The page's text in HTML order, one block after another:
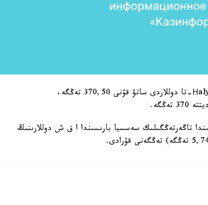
رەسمي سايتتارىنداعى مالىمەتكە سايكەس، Нalykbank-تا دوللاردى ساتۋ قۇنى 370,50 تەڭگە،
تاڭەرتەڭگىلىك سەسسيا بارىسىندا ا ق ش دوللارىنىڭ